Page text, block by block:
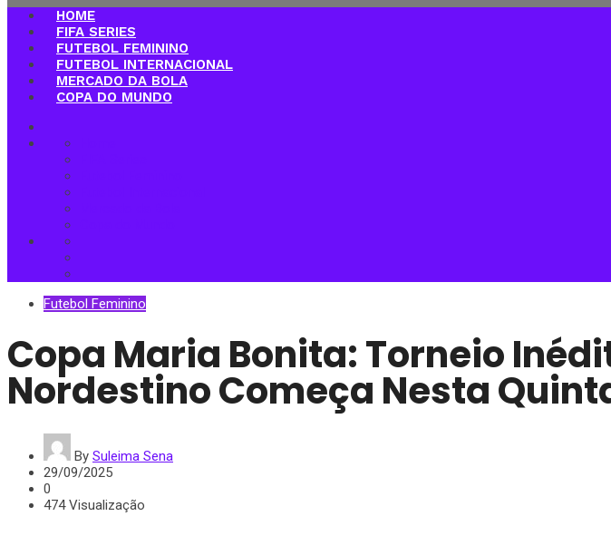
HOME
FIFA SERIES
FUTEBOL FEMININO
FUTEBOL INTERNACIONAL
MERCADO DA BOLA
COPA DO MUNDO
Futebol Feminino
Copa Maria Bonita: Torneio
Nordestino Começa Nesta
By Suleima Sena
29/09/2025
0
474 Visualização